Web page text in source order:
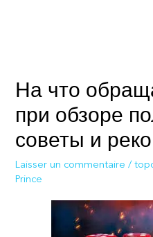
На что
при обзоре
советы и
Laisser un commentaire /
Prince